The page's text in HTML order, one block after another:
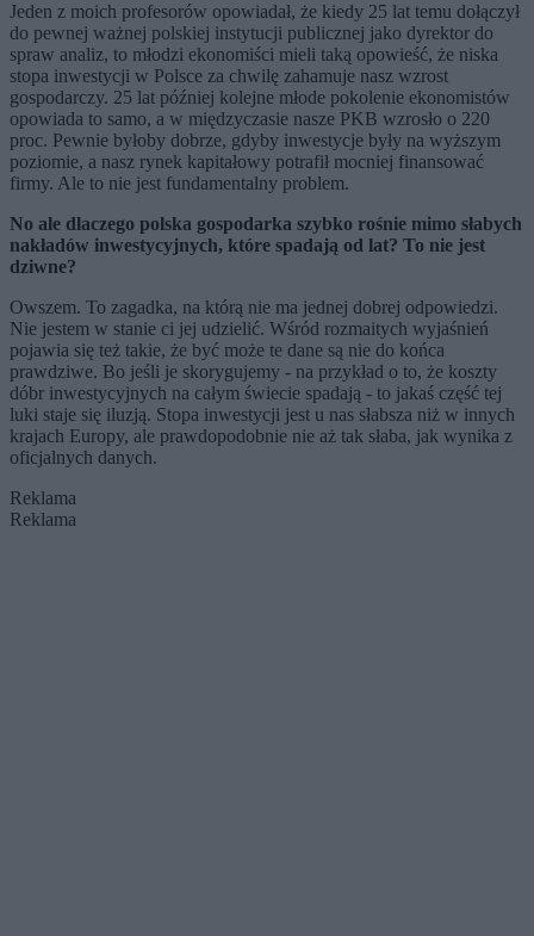
Jeden z moich profesorów opowiadał, że kiedy 25 lat temu dołączył
do pewnej ważnej polskiej instytucji publicznej jako dyrektor do
spraw analiz, to młodzi ekonomiści mieli taką opowieść, że niska
stopa inwestycji w Polsce za chwilę zahamuje nasz wzrost
gospodarczy. 25 lat później kolejne młode pokolenie ekonomistów
opowiada to samo, a w międzyczasie nasze PKB wzrosło o 220
proc. Pewnie byłoby dobrze, gdyby inwestycje były na wyższym
poziomie, a nasz rynek kapitałowy potrafił mocniej finansować
firmy. Ale to nie jest fundamentalny problem.
No ale dlaczego polska gospodarka szybko rośnie mimo słabych
nakładów inwestycyjnych, które spadają od lat? To nie jest
dziwne?
Owszem. To zagadka, na którą nie ma jednej dobrej odpowiedzi.
Nie jestem w stanie ci jej udzielić. Wśród rozmaitych wyjaśnień
pojawia się też takie, że być może te dane są nie do końca
prawdziwe. Bo jeśli je skorygujemy - na przykład o to, że koszty
dóbr inwestycyjnych na całym świecie spadają - to jakaś część tej
luki staje się iluzją. Stopa inwestycji jest u nas słabsza niż w innych
krajach Europy, ale prawdopodobnie nie aż tak słaba, jak wynika z
oficjalnych danych.
Reklama
Reklama